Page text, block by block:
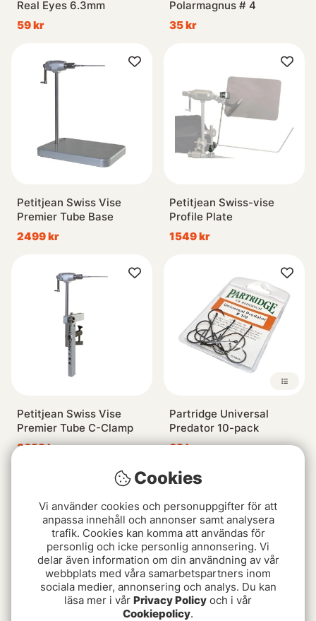
Real Eyes 6.3mm
59 kr
Polarmagnus # 4
35 kr
Petitjean Swiss Vise
Premier Tube Base
2499 kr
Petitjean Swiss-vise
Profile Plate
1549 kr
Petitjean Swiss Vise
Premier Tube C-Clamp
3699 kr
Partridge Universal
Predator 10-pack
69 kr
Cookies
Vi använder cookies och personuppgifter för att
anpassa innehåll och annonser samt analysera
trafik. Cookies kan komma att användas för
personlig och icke personlig annonsering. Vi
delar även information om din användning av vår
webbplats med våra samarbetspartners inom
sociala medier, annonsering och analys. Du kan
läsa mer i vår Privacy Policy och i vår
Cookiepolicy.